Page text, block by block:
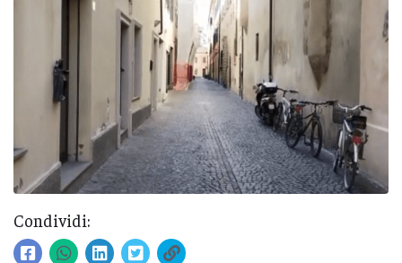
Condividi: